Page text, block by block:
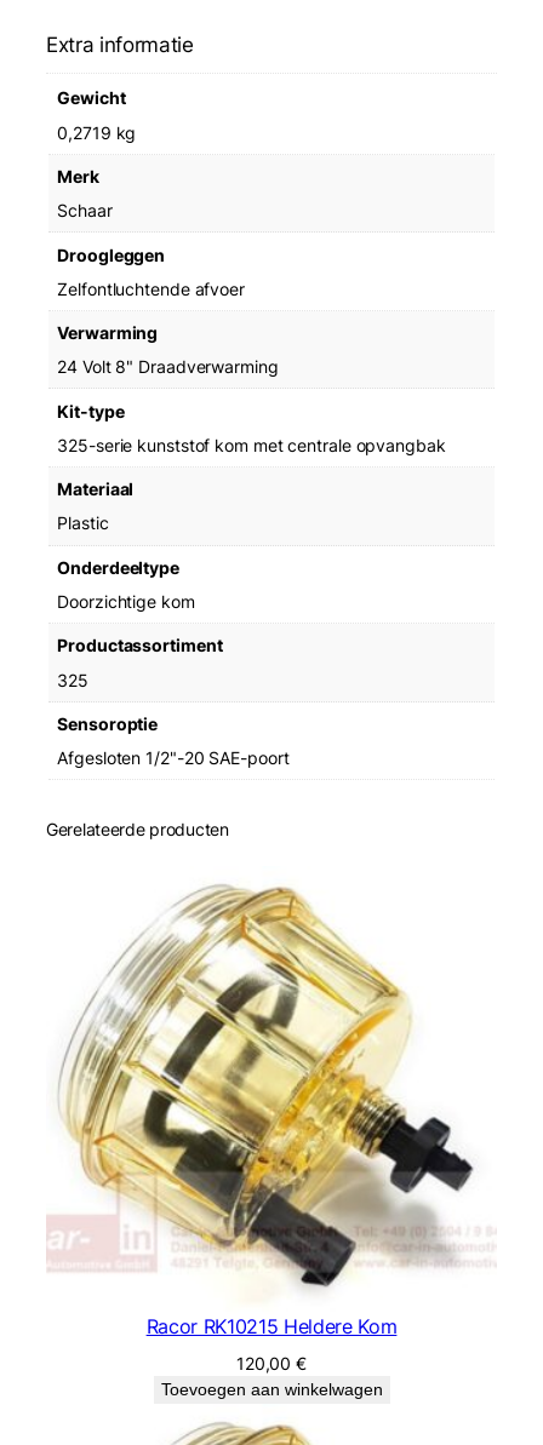
l
e
B
n
Extra informatie
Gewicht
0,2719 kg
Merk
Schaar
Droogleggen
Zelfontluchtende afvoer
Verwarming
24 Volt 8" Draadverwarming
Kit-type
325-serie kunststof kom met centrale opvangbak
Materiaal
Plastic
Onderdeeltype
Doorzichtige kom
Productassortiment
325
Sensoroptie
Afgesloten 1/2"-20 SAE-poort
Gerelateerde producten
Racor RK10215 Heldere Kom
120,00€
Toevoegen aan winkelwagen